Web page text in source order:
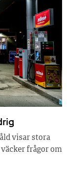
visar stora
frågor om